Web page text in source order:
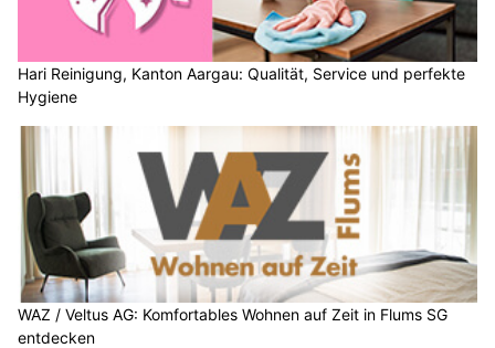
Hari Reinigung, Kanton Aargau: Qualität, Service und perfekte
Hygiene
WAZ / Veltus AG: Komfortables Wohnen auf Zeit in Flums SG
entdecken